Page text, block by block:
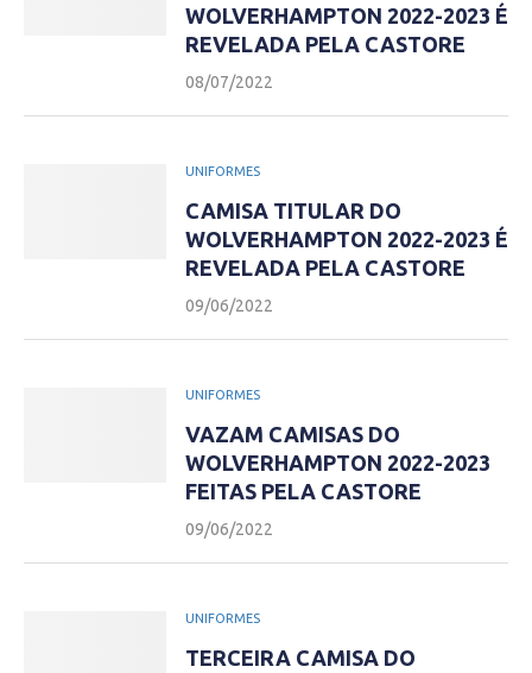
WOLVERHAMPTON 2022-2023 É
REVELADA PELA CASTORE
08/07/2022
UNIFORMES
CAMISA TITULAR DO
WOLVERHAMPTON 2022-2023 É
REVELADA PELA CASTORE
09/06/2022
UNIFORMES
VAZAM CAMISAS DO
WOLVERHAMPTON 2022-2023
FEITAS PELA CASTORE
09/06/2022
UNIFORMES
TERCEIRA CAMISA DO